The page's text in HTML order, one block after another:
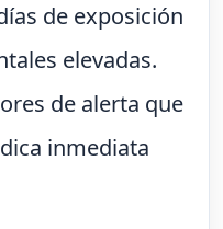
de exposición
elevadas.
de alerta que
inmediata